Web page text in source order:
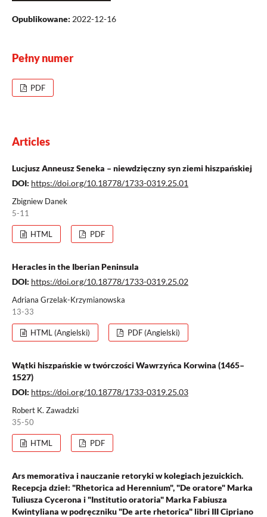
Opublikowane: 2022-12-16
Pełny numer
PDF
Articles
Lucjusz Anneusz Seneka – niewdzięczny syn ziemi hiszpańskiej
DOI: https://doi.org/10.18778/1733-0319.25.01
Zbigniew Danek
5-11
HTML PDF
Heracles in the Iberian Peninsula
DOI: https://doi.org/10.18778/1733-0319.25.02
Adriana Grzelak-Krzymianowska
13-33
HTML (Angielski) PDF (Angielski)
Wątki hiszpańskie w twórczości Wawrzyńca Korwina (1465–
1527)
DOI: https://doi.org/10.18778/1733-0319.25.03
Robert K. Zawadzki
35-50
HTML PDF
Ars memorativa i nauczanie retoryki w kolegiach jezuickich.
Recepcja dzieł: "Rhetorica ad Herennium", "De oratore" Marka
Tuliusza Cycerona i "Institutio oratoria" Marka Fabiusza
Kwintyliana w podręczniku "De arte rhetorica" libri III Cipriano